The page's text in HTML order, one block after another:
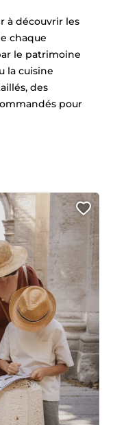
à découvrir les
chaque
le patrimoine
la cuisine
des
pour